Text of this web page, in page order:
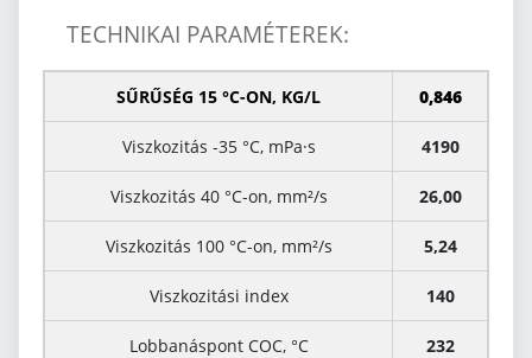
TECHNIKAI PARAMÉTEREK:
SŰRŰSÉG 15 °C-ON, KG/L 0,846
Viszkozitás -35 °C, mPa·s 4190
Viszkozitás 40 °C-on, mm²/s 26,00
Viszkozitás 100 °C-on, mm²/s 5,24
Viszkozitási index 140
Lobbanáspont COC, °C 232